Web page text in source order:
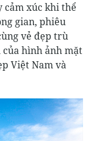
cảm xúc khi thể
gian, phiêu
vẻ đẹp trù
hình ảnh mặt
Việt Nam và